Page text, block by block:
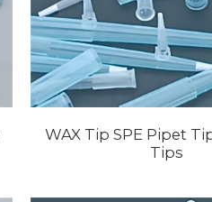
WAX Tip SPE Pipet
Tips